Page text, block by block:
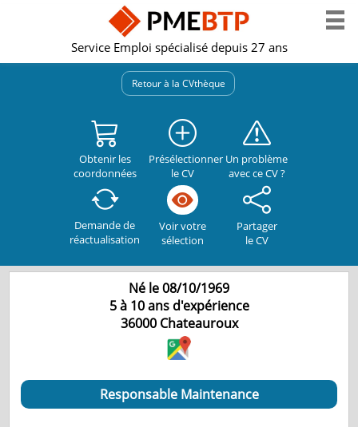
Service Emploi spécialisé depuis 27 ans
Retour à la CVthèque
Obtenir les
coordonnées
Présélectionner
le CV
Un problème
avec ce CV ?
Demande de
réactualisation
Voir votre
sélection
Partager
le CV
Né le 08/10/1969
5 à 10 ans d'expérience
36000 Chateauroux
Responsable Maintenance